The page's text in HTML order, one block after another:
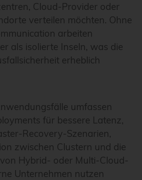
Cloud-Provider oder
verteilen möchten. Ohne
arbeiten
als isolierte Inseln, was die
erheblich
umfassen
für bessere Latenz,
Recovery-Szenarien,
zwischen Clustern und die
Hybrid- oder Multi-Cloud-
Unternehmen nutzen